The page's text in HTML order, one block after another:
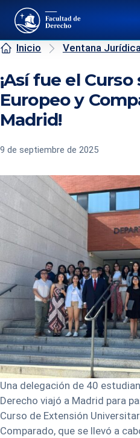
Inicio Ventana
¡Así fue el
Europeo y
Madrid!
9 de septiembre de 2025
Una delegación de 40
Derecho viajó a Madrid para
Curso de Extensión
Comparado, que se llevó a